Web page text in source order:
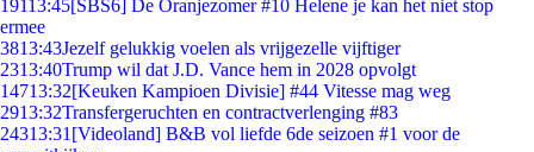
19113:45[SBS6] De Oranjezomer #10 Helene je kan het niet stop
ermee
3813:43Jezelf gelukkig voelen als vrijgezelle vijftiger
2313:40Trump wil dat J.D. Vance hem in 2028 opvolgt
14713:32[Keuken Kampioen Divisie] #44 Vitesse mag weg
2913:32Transfergeruchten en contractverlenging #83
24313:31 [Videoland] B&B vol liefde 6de seizoen #1 voor de